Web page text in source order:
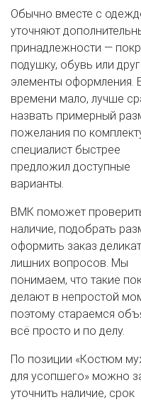
Обычно вместе с
уточняют
принадлежности —
подушку, обувь или
элементы оформления.
времени мало, лучше
назвать примерный
пожелания по
специалист быстрее
предложил доступные
варианты.
ВМК поможет
наличие, подобрать
оформить заказ
лишних вопросов. Мы
понимаем, что такие
делают в непростой
поэтому стараемся
всё просто и по делу.
По позиции «Костюм
для усопшего» можно
уточнить наличие, срок